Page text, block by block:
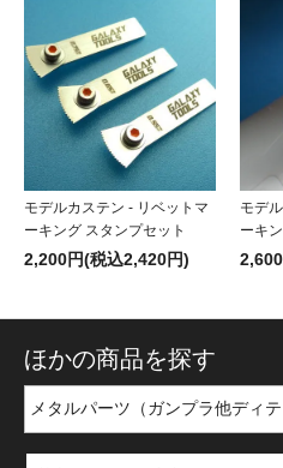
モデルカステン - リベットマ
ーキング スタンプセット
2,200円(税込2,420円)
モデ
ーキ
ほかの商品を探す